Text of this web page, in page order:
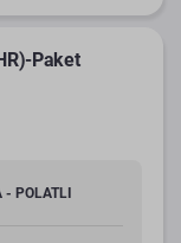
Paket
- POLATLI